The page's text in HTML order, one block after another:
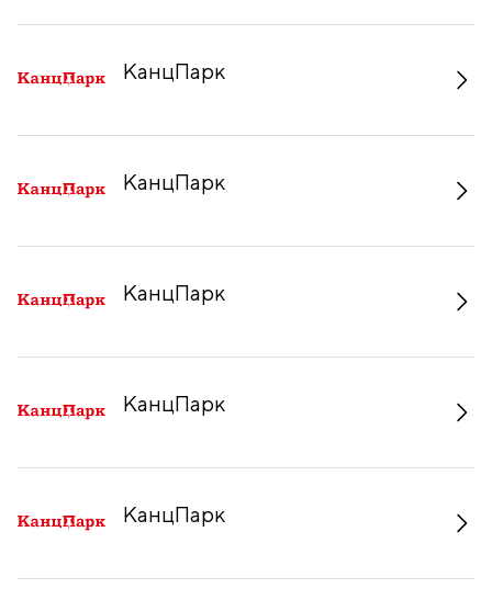
КанцПарк
КанцПарк
КанцПарк
КанцПарк
КанцПарк